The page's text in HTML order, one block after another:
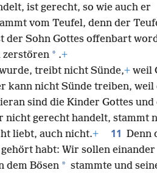
ist gerecht, so wie auch er
vom Teufel, denn der
der Sohn Gottes offenbart
zerstören * .+
treibt nicht Sünde,+ weil
kann nicht Sünde treiben, weil
sind die Kinder Gottes und
nicht gerecht handelt, stammt
liebt, auch nicht.+ 11 Denn
habt: Wir sollen einander
dem Bösen * stammte und